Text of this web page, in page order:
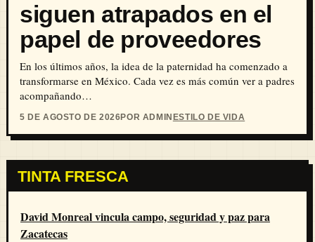
siguen atrapados en el
papel de proveedores
En los últimos años, la idea de la paternidad ha comenzado a
transformarse en México. Cada vez es más común ver a padres
acompañando…
5 DE AGOSTO DE 2026POR ADMIN ESTILO DE VIDA
TINTA FRESCA
David Monreal vincula campo, seguridad y paz para
Zacatecas